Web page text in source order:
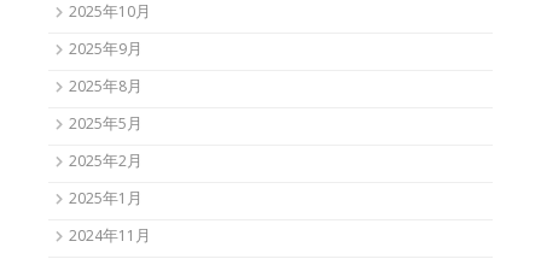
2025年10月
2025年9月
2025年8月
2025年5月
2025年2月
2025年1月
2024年11月